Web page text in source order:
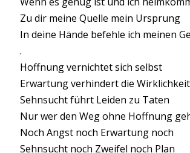
Zu dir meine Quelle mein Ursprung
In deine Hände befehle ich meinen
.
Hoffnung vernichtet sich selbst
Erwartung verhindert die Wirklichkeit
Sehnsucht führt Leiden zu Taten
Nur wer den Weg ohne Hoffnung
Noch Angst noch Erwartung noch
Sehnsucht noch Zweifel noch Plan